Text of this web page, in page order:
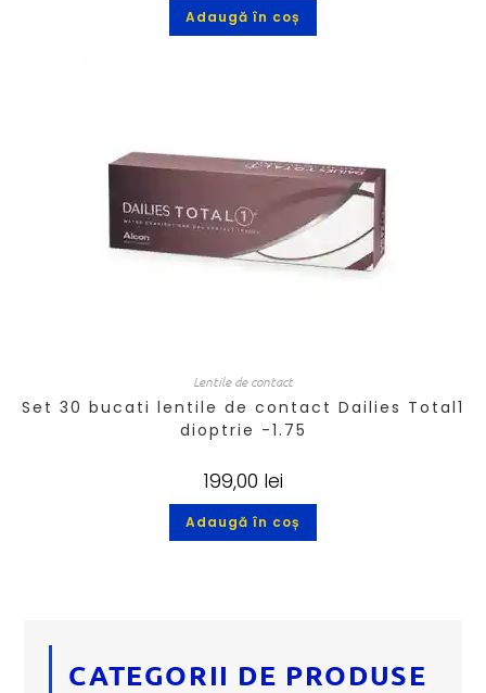
Adaugă în coș
Lentile de contact
Set 30 bucati lentile de contact Dailies Total1
dioptrie -1.75
199,00 lei
Adaugă în coș
CATEGORII DE PRODUSE